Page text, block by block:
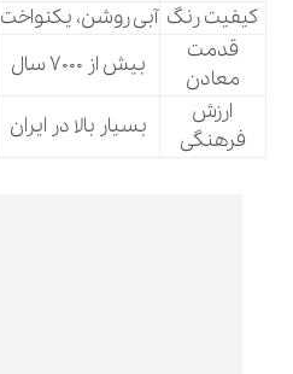
کیفیت رنگ آبی روشن، یکنواخت
قدمت
معادن
بیش از 7000 سال
ارزش
فرهنگی
بسیار بالا در ایران